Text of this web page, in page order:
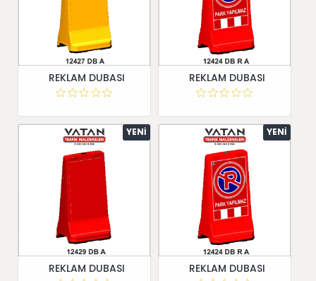
REKLAM DUBASI REKLAM DUBASI
YENI
REKLAM DUBASI
YENI
REKLAM DUBASI